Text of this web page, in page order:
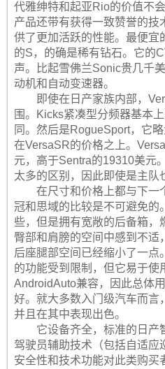
代雅绅特和起亚Rio的价值不
产品还带有获得一致赞誉的技
供了更加活跃的性能。最便宜
的S，的确是稀有钻石。它的
声。比起雪佛兰Sonic贵几千
动机和自动变速器。
即使在日产家族内部，
围。Kicks紧凑型分频器基本
同。然后是RogueSport，它
在VersaSR的价格之上。
元，高于Sentra的19310美元
太多的区别，因此即使是主队
在尺寸和价格上都与下一
冠和思域的比较是不可避免的
些，但是拥有宽敞的后备箱，
臀部和肩膀的空间中感到不适
后座腿部空间已经缩小了一点
的功能受到限制，但它易于使
AndroidAuto兼容，因此总体
好。就大多数入门级汽车而言
并且在其中表现出色。
它设备齐全，标准的日产
驾驶员辅助技术（包括自适应
安全性和技术功能对此类购买